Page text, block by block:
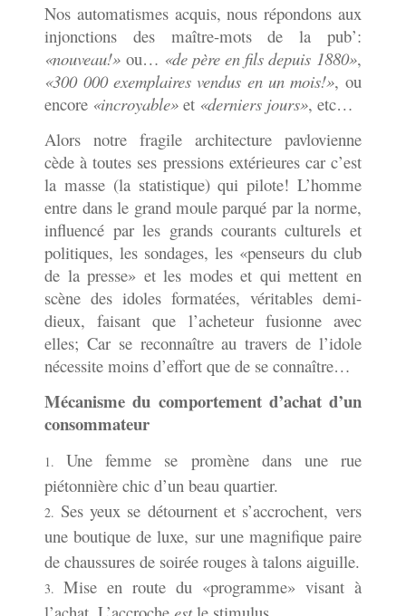
Nos automatismes acquis, nous répondons aux
injonctions des maître-mots de la pub’:
«nouveau!» ou… «de père en fils depuis 1880»,
«300 000 exemplaires vendus en un mois!», ou
encore «incroyable» et «derniers jours», etc…
Alors notre fragile architecture pavlovienne
cède à toutes ses pressions extérieures car c’est
la masse (la statistique) qui pilote! L’homme
entre dans le grand moule parqué par la norme,
influencé par les grands courants culturels et
politiques, les sondages, les «penseurs du club
de la presse» et les modes et qui mettent en
scène des idoles formatées, véritables demi-
dieux, faisant que l’acheteur fusionne avec
elles; Car se reconnaître au travers de l’idole
nécessite moins d’effort que de se connaître…
Mécanisme du comportement d’achat d’un
consommateur
Une femme se promène dans une rue
piétonnière chic d’un beau quartier.
Ses yeux se détournent et s’accrochent, vers
une boutique de luxe, sur une magnifique paire
de chaussures de soirée rouges à talons aiguille.
Mise en route du «programme» visant à